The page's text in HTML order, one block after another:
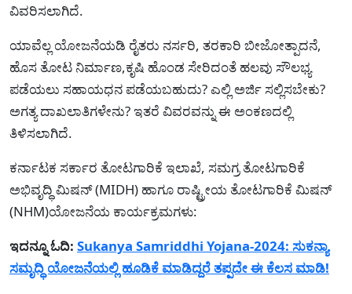
ವಿವರಿಸಲಾಗಿದೆ.
ಯಾವೆಲ್ಲ ಯೋಜನೆಯಡಿ ರೈತರು ನರ್ಸರಿ, ತರಕಾರಿ ಬೀಜೋತ್ಪಾದನೆ,
ಹೊಸ ತೋಟ ನಿರ್ಮಾಣ,ಕೃಷಿ ಹೊಂಡ ಸೇರಿದಂತೆ ಹಲವು ಸೌಲಭ್ಯ
ಪಡೆಯಲು ಸಹಾಯಧನ ಪಡೆಯಬಹುದು? ಎಲ್ಲಿ ಅರ್ಜಿ ಸಲ್ಲಿಸಬೇಕು?
ಅಗತ್ಯ ದಾಖಲಾತಿಗಳೇನು? ಇತರೆ ವಿವರವನ್ನು ಈ ಅಂಕಣದಲ್ಲಿ
ತಿಳಿಸಲಾಗಿದೆ.
ಕರ್ನಾಟಕ ಸರ್ಕಾರ ತೋಟಗಾರಿಕೆ ಇಲಾಖೆ, ಸಮಗ್ರ ತೋಟಗಾರಿಕೆ
ಅಭಿವೃದ್ಧಿ ಮಿಷನ್ (MIDH) ಹಾಗೂ ರಾಷ್ಟ್ರೀಯ ತೋಟಗಾರಿಕೆ ಮಿಷನ್
(NHM)ಯೋಜನೆಯ ಕಾರ್ಯಕ್ರಮಗಳು:
ಇದನ್ನೂ ಓದಿ: Sukanya Samriddhi Yojana-2024: ಸುಕನ್ಯಾ
ಸಮೃದ್ಧಿ ಯೋಜನೆಯಲ್ಲಿ ಹೂಡಿಕೆ ಮಾಡಿದ್ದರೆ ತಪ್ಪದೇ ಈ ಕೆಲಸ ಮಾಡಿ!